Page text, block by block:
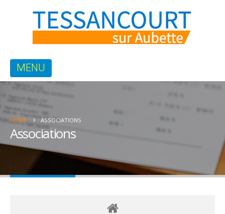
HOME ASSOCIATIONS
Associations